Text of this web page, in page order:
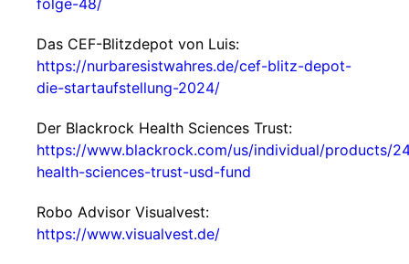
folge-48/
Das CEF-Blitzdepot von Luis:
https://nurbaresistwahres.de/cef-blitz-depot-
die-startaufstellung-2024/
Der Blackrock Health Sciences Trust:
https://www.blackrock.com/us/individual/products/
health-sciences-trust-usd-fund
Robo Advisor Visualvest:
https://www.visualvest.de/